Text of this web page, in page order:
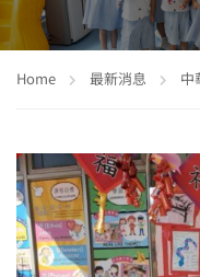
Home 最新消息 中